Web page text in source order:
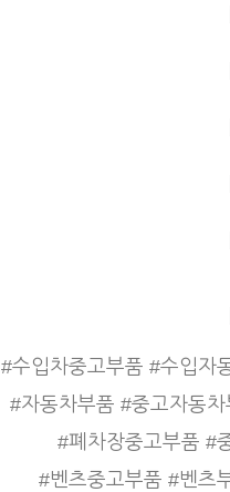
#수입차중고부품 #수입자
#자동차부품 #중고자동
#폐차장중고부품 #
#벤츠중고부품 #벤츠